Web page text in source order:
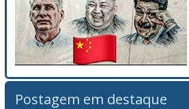
Postagem em destaque